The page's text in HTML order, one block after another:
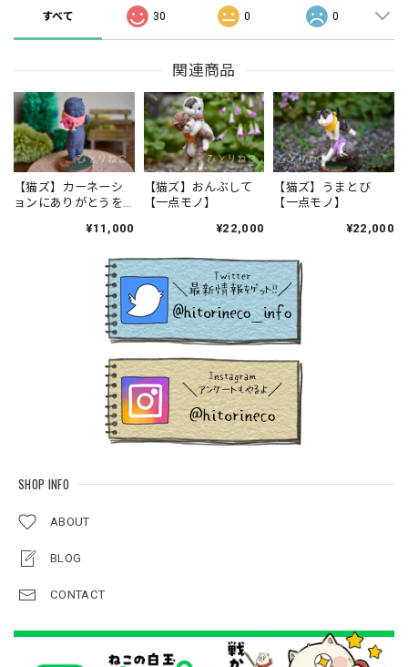
SHOP INFO
ABOUT
BLOG
CONTACT
すべて 30 0 0
関連商品
【猫ズ】カーネーシ
ョンにありがとうを
¥11,000
【猫ズ】おんぶして
【一点モノ】
¥22,000
【猫ズ】うまとび
【一点モノ】
¥22,000